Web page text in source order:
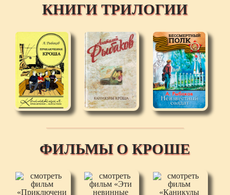
КНИГИ ТРИЛОГИИ
ФИЛЬМЫ О КРОШЕ